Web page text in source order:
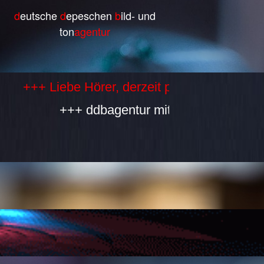
deutschedepeschen bild- und
tonagentur
Liebe Hörer, derzeit produzieren wir selbst
+++ ddbagentur mit allen